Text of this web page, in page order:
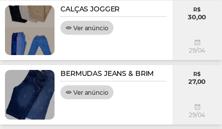
CALÇAS JOGGER
Ver anúncio
R$
30,00
29/04
BERMUDAS JEANS & BRIM
Ver anúncio
R$
27,00
29/04